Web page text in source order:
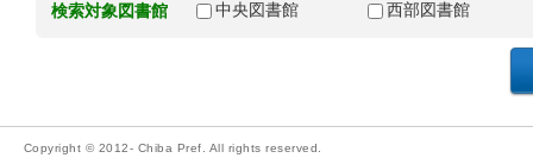
検索対象図書館 中央図書館 西部図書館
Copyright © 2012- Chiba Pref. All rights reserved.